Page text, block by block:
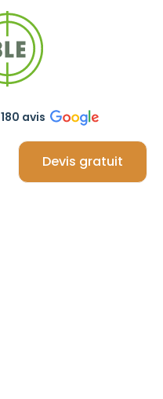
180 avis
Devis gratuit